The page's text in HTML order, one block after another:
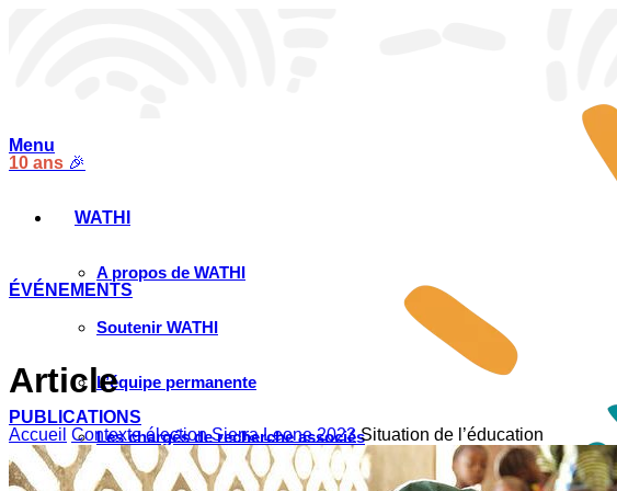
10 ans 🎉
ÉVÉNEMENTS
PUBLICATIONS
Menu
WATHI
A propos de WATHI
Soutenir WATHI
L’équipe permanente
Les chargés de recherche associés
Article
Accueil Contexte élection Sierra Leone 2023 Situation de l’éducation